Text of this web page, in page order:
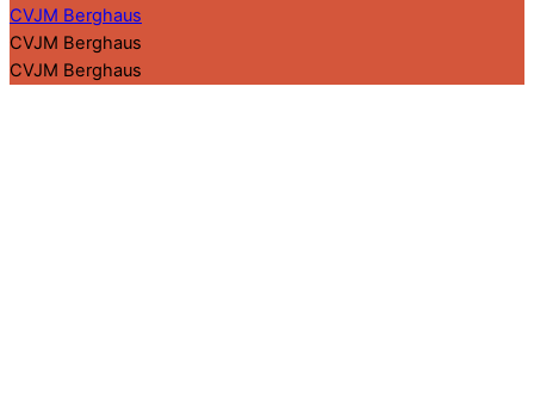
CVJM Berghaus
CVJM Berghaus
CVJM Berghaus